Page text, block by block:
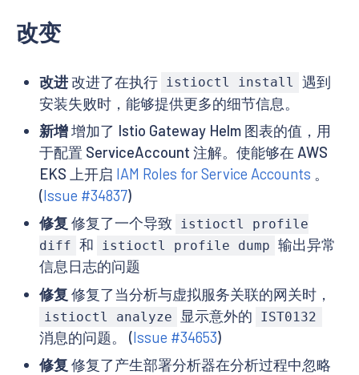
改变
改进改进了在执行 istioctl install
遇到
安装失败时，能够提供更多的细节信息。
新增增加了 Istio Gateway Helm 图表的值，用
于配置 ServiceAccount 注解。使能够在 AWS
EKS 上开启 IAM Roles for Service Accounts 。
(Issue #34837)
修复 修复了一个导致 istioctl profile
diff 和 istioctl profile dump 输出异常
信息日志的问题
修复 修复了当分析与虚拟服务关联的网关时，
istioctl analyze 显示意外的 IST0132
消息的问题。 (Issue #34653)
修复 修复了产生部署分析器在分析过程中忽略